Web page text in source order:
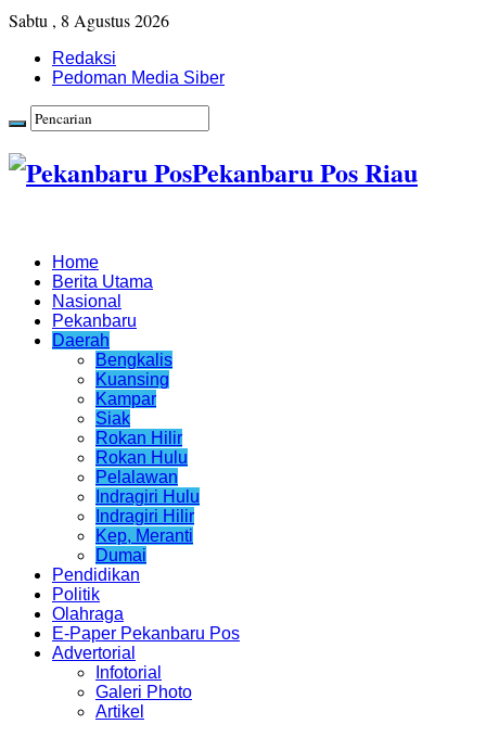
Sabtu , 8 Agustus 2026
Redaksi
Pedoman Media Siber
Pekanbaru Pos Riau
Home
Berita Utama
Nasional
Pekanbaru
Daerah
Bengkalis
Kuansing
Kampar
Siak
Rokan Hilir
Rokan Hulu
Pelalawan
Indragiri Hulu
Indragiri Hilir
Kep, Meranti
Dumai
Pendidikan
Politik
Olahraga
E-Paper Pekanbaru Pos
Advertorial
Infotorial
Galeri Photo
Artikel